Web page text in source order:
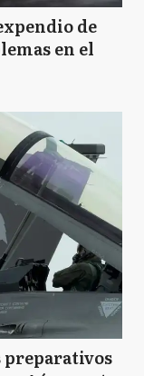
de
en el
preparativos